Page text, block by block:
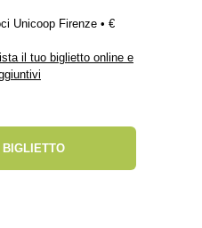
Unicoop Firenze • €
il tuo biglietto online e
BIGLIETTO